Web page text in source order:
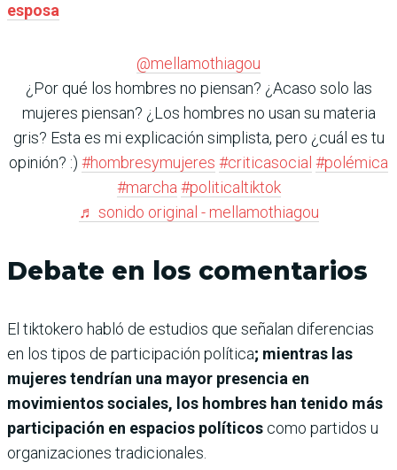
esposa
@mellamothiagou
¿Por qué los hombres no piensan? ¿Acaso solo las
mujeres piensan? ¿Los hombres no usan su materia
gris? Esta es mi explicación simplista, pero ¿cuál es tu
opinión? :) #hombresymujeres #criticasocial #polémica
#marcha #politicaltiktok
♬ sonido original - mellamothiagou
Debate en los comentarios
El tiktokero habló de estudios que señalan diferencias
en los tipos de participación política; mientras las
mujeres tendrían una mayor presencia en
movimientos sociales, los hombres han tenido más
participación en espacios políticos como partidos u
organizaciones tradicionales.